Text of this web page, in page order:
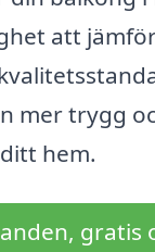
att
mer trygg
hem.
gratis